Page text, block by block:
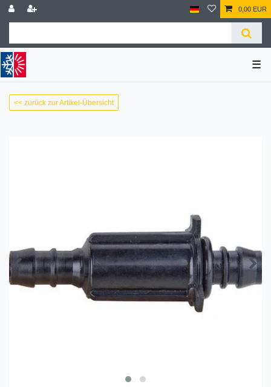
0,00 EUR
☰
<< zurück zur Artikel-Übersicht